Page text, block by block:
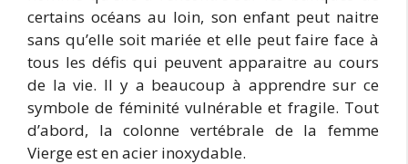
certains océans au loin, son enfant peut naitre
sans qu’elle soit mariée et elle peut faire face à
tous les défis qui peuvent apparaitre au cours
de la vie. Il y a beaucoup à apprendre sur ce
symbole de féminité vulnérable et fragile. Tout
d’abord, la colonne vertébrale de la femme
Vierge est en acier inoxydable.